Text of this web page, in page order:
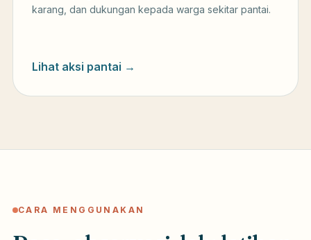
karang, dan dukungan kepada warga sekitar pantai.
Lihat aksi pantai →
CARA MENGGUNAKAN